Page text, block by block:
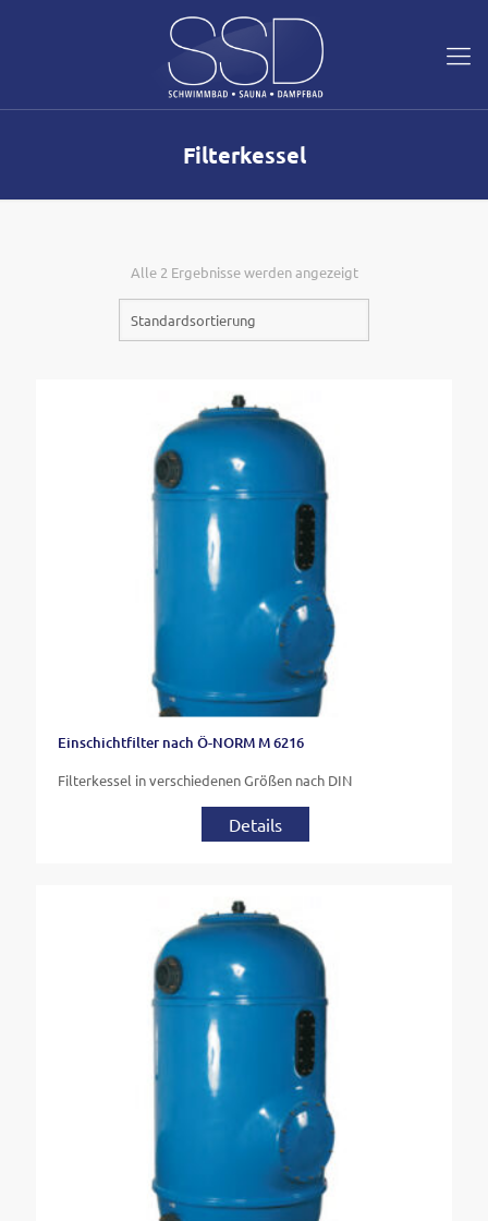
Filterkessel
Alle 2 Ergebnisse werden angezeigt
Einschichtfilter nach Ö-NORM M 6216
Filterkessel in verschiedenen Größen nach DIN
Details